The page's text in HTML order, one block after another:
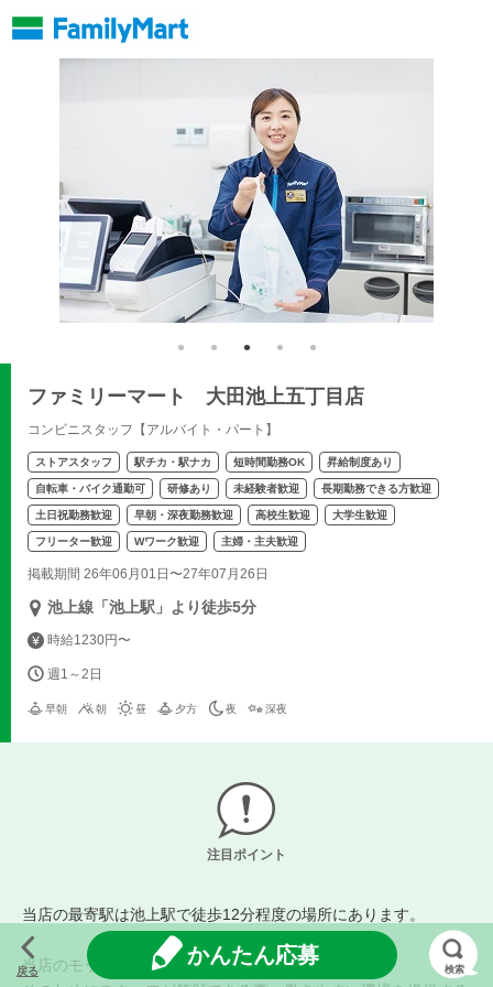
ファミリーマート 大田池上五丁目店
コンビニスタッフ【アルバイト・パート】
ストアスタッフ 駅チカ・駅ナカ 短時間勤務OK 昇給制度あり
自転車・バイク通勤可 研修あり 未経験者歓迎 長期勤務できる方歓迎
土日祝勤務歓迎 早朝・深夜勤務歓迎 高校生歓迎 大学生歓迎
フリーター歓迎 Wワーク歓迎 主婦・主夫歓迎
掲載期間 26年06月01日〜27年07月26日
池上線「池上駅」より徒歩5分
時給1230円〜
週1～2日
早朝 朝 昼 夕方 夜 深夜
注目ポイント
当店の最寄駅は池上駅で徒歩12分程度の場所にあります。
当店のモットーは笑顔溢れるお店です。
戻る
かんたん応募
検索